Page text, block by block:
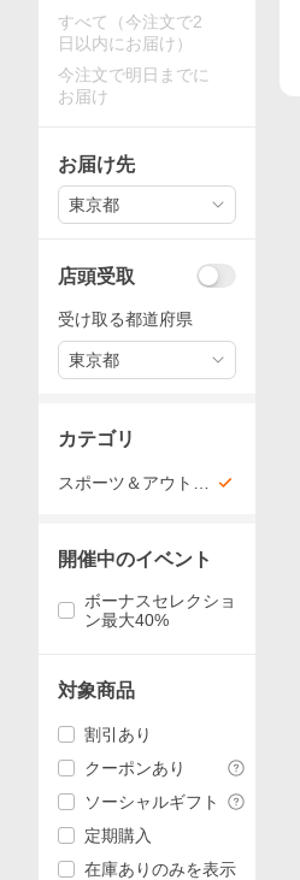
すべて（今注文で2
日以内にお届け）
今注文で明日までに
お届け
お届け先
東京都
店頭受取
受け取る都道府県
東京都
カテゴリ
スポーツ＆アウトド
開催中のイベント
ボーナスセレクショ
ン最大40%
対象商品
割引あり
クーポンあり
ソーシャルギフト
定期購入
在庫ありのみを表示